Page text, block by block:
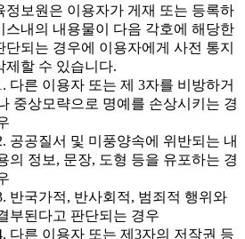
보원은 이용자가 게재 또는 등록하
스내의 내용물이 다음 각호에 해당한
단되는 경우에 이용자에게 사전 통지
제할 수 있습니다.
다른 이용자 또는 제 3자를 비방하거
중상모략으로 명예를 손상시키는 경
공공질서 및 미풍양속에 위반되는 내
의 정보, 문장, 도형 등을 유포하는 경
반국가적, 반사회적, 범죄적 행위와
부된다고 판단되는 경우
다른 이용자 또는 제3자의 저작권 등